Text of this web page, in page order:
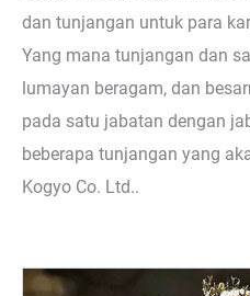
dan tunjangan untuk para
Yang mana tunjangan dan
lumayan beragam, dan
pada satu jabatan dengan
beberapa tunjangan yang
Kogyo Co. Ltd..